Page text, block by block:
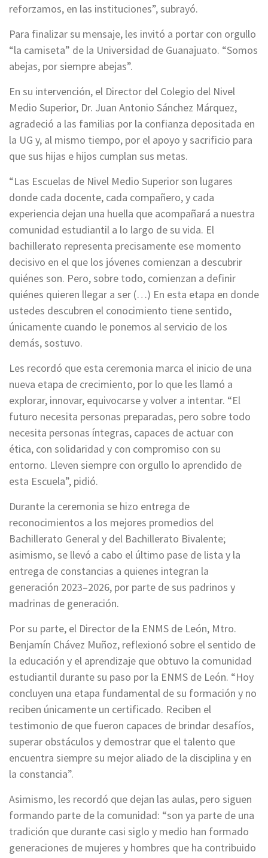
reforzamos, en las instituciones”, subrayó.
Para finalizar su mensaje, les invitó a portar con orgullo
“la camiseta” de la Universidad de Guanajuato. “Somos
abejas, por siempre abejas”.
En su intervención, el Director del Colegio del Nivel
Medio Superior, Dr. Juan Antonio Sánchez Márquez,
agradeció a las familias por la confianza depositada en
la UG y, al mismo tiempo, por el apoyo y sacrificio para
que sus hijas e hijos cumplan sus metas.
“Las Escuelas de Nivel Medio Superior son lugares
donde cada docente, cada compañero, y cada
experiencia dejan una huella que acompañará a nuestra
comunidad estudiantil a lo largo de su vida. El
bachillerato representa precisamente ese momento
decisivo en el que los jóvenes comienzan a descubrir
quiénes son. Pero, sobre todo, comienzan a definir
quiénes quieren llegar a ser (…) En esta etapa en donde
ustedes descubren el conocimiento tiene sentido,
únicamente cuando le ponemos al servicio de los
demás, sostuvo.
Les recordó que esta ceremonia marca el inicio de una
nueva etapa de crecimiento, por lo que les llamó a
explorar, innovar, equivocarse y volver a intentar. “El
futuro necesita personas preparadas, pero sobre todo
necesita personas íntegras, capaces de actuar con
ética, con solidaridad y con compromiso con su
entorno. Lleven siempre con orgullo lo aprendido de
esta Escuela”, pidió.
Durante la ceremonia se hizo entrega de
reconocimientos a los mejores promedios del
Bachillerato General y del Bachillerato Bivalente;
asimismo, se llevó a cabo el último pase de lista y la
entrega de constancias a quienes integran la
generación 2023–2026, por parte de sus padrinos y
madrinas de generación.
Por su parte, el Director de la ENMS de León, Mtro.
Benjamín Chávez Muñoz, reflexionó sobre el sentido de
la educación y el aprendizaje que obtuvo la comunidad
estudiantil durante su paso por la ENMS de León. “Hoy
concluyen una etapa fundamental de su formación y no
reciben únicamente un certificado. Reciben el
testimonio de que fueron capaces de brindar desafíos,
superar obstáculos y demostrar que el talento que
encuentra siempre su mejor aliado de la disciplina y en
la constancia”.
Asimismo, les recordó que dejan las aulas, pero siguen
formando parte de la comunidad: “son ya parte de una
tradición que durante casi siglo y medio han formado
generaciones de mujeres y hombres que ha contribuido